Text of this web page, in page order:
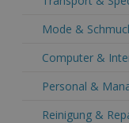
Mode &
Computer &
Personal &
Reinigung &